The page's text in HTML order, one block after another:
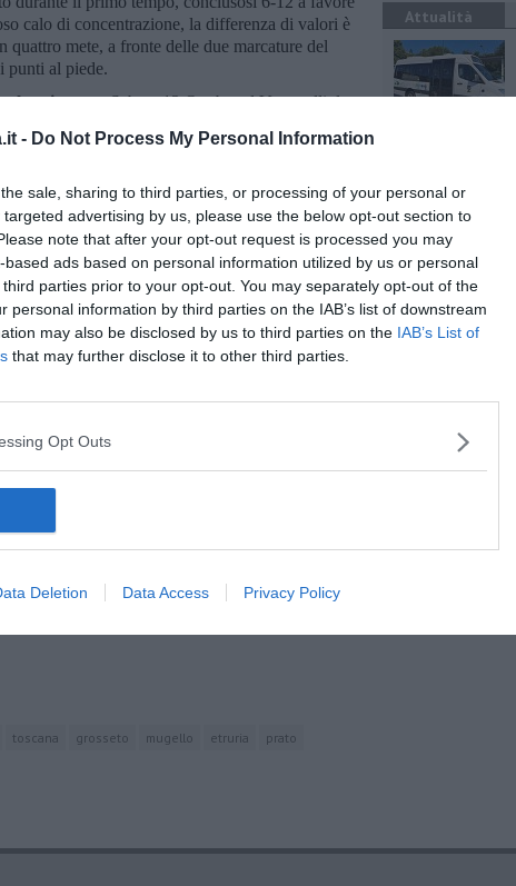
- Do Not Process My Personal Information
sale, sharing to third parties, or processing of your personal or
advertising by us, please use the below opt-out section to
note that after your opt-out request is processed you may
ads based on personal information utilized by us or personal
parties prior to your opt-out. You may separately opt-out of the
personal information by third parties on the IAB’s list of downstream
may also be disclosed by us to third parties on the IAB’s List of
that may further disclose it to other third parties.
Opt Outs
Deletion Data Access Privacy Policy
calo di concentrazione, la differenza di valori è
quattro mete, a fronte delle due marcature del
punti al piede.
in casa. Sabato 12 Ottobre al Venturelli, la
alle formazioni avversarie. Nonostante una
della squadra, i ragazzi gialloneri
Scarlino 7-35.
domenica mattina in casa contro Elba Rugby,
composte da bambini fisicamente e
di Livorno con tre formazioni del Livorno Rugby
e Marzucchi, pur vedendo ancora il
evidente del gioco di squadra, sono pienamente
l’arco di tutto il concentramento.
allaNewsletter QUInews - ToscanaMedia.
casella di posta.
toscana grosseto mugello etruria
prato
Attualità